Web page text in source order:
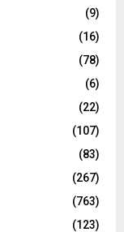
(9)
(16)
(78)
(6)
(22)
(107)
(83)
(267)
(763)
(123)